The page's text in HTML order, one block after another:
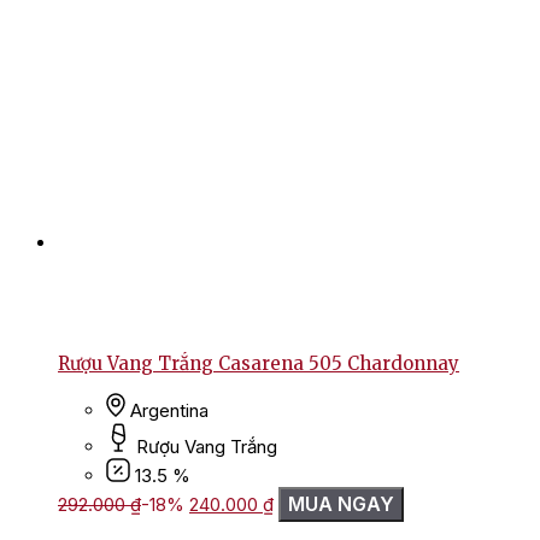
Rượu Vang Trắng Casarena 505 Chardonnay
Argentina
Rượu Vang Trắng
13.5 %
292.000₫-18% Giá
gốc
240.000 ₫Giá
hiện
MUA NGAY